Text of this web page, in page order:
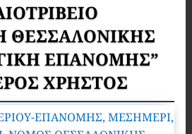
ΕΠΑΝΟΜΗΣ”
ΧΡΗΣΤΟΣ
ΕΠΑΝΟΜΗΣ, ΜΕΣΗΜΕΡΙ,